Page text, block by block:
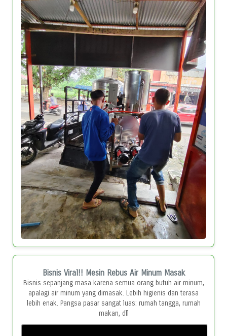
Bisnis Viral!! Mesin Rebus Air Minum Masak
Bisnis sepanjang masa karena semua orang butuh air minum,
apalagi air minum yang dimasak. Lebih higienis dan terasa
lebih enak. Pangsa pasar sangat luas: rumah tangga, rumah
makan, dll